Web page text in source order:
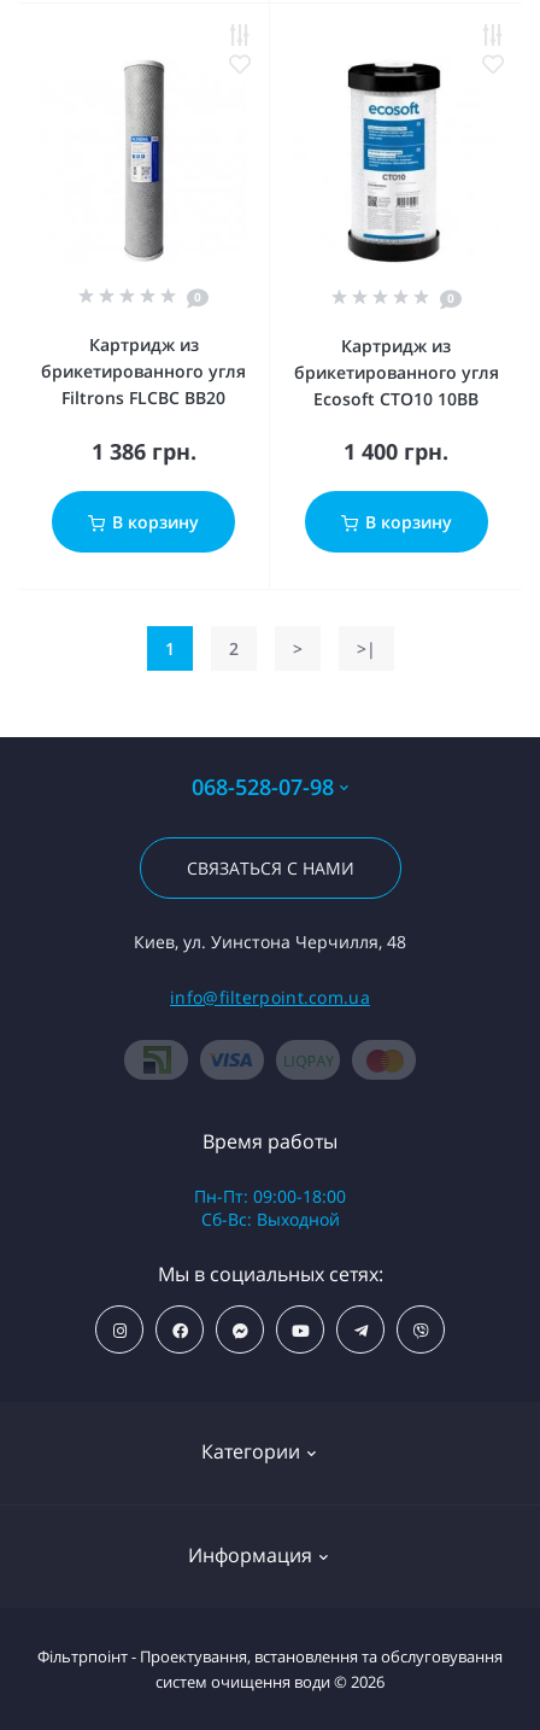
0
Картридж из
брикетированного угля
Filtrons FLCBC BB20
1 386 грн.
В корзину
0
Картридж из
брикетированного угля
Ecosoft CTO10 10BB
1 400 грн.
В корзину
1 2 > >|
068-528-07-98
СВЯЗАТЬСЯ С НАМИ
Киев, ул. Уинстона Черчилля, 48
info@filterpoint.com.ua
Категории
ПОПУЛЯРНЫЕ ТОВАРЫ
Фильтры магистральные
Информация
Вернуть товар
Время работы
Пн-Пт: 09:00-18:00
Сб-Вс: Выходной
Мы в социальных сетях:
Фільтрпоінт - Проектування, встановлення та обслуговування
систем очищення води © 2026